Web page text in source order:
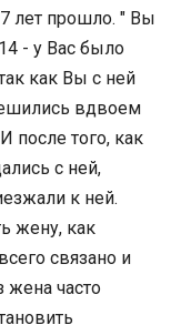
лет прошло. " Вы
- у Вас было
как Вы с ней
вдвоем
после того, как
с ней,
к ней.
жену, как
связано и
жена часто